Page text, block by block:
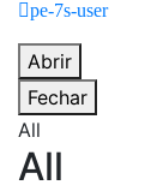
pe-7s-user
Abrir
Fechar
All
All